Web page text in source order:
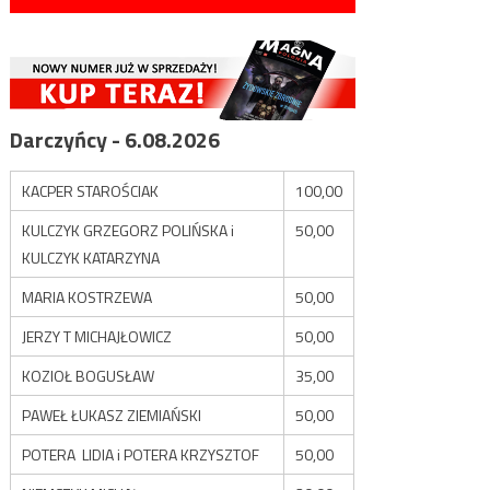
Darczyńcy - 6.08.2026
KACPER STAROŚCIAK
100,00
KULCZYK GRZEGORZ POLIŃSKA i
KULCZYK KATARZYNA
50,00
MARIA KOSTRZEWA
50,00
JERZY T MICHAJŁOWICZ
50,00
KOZIOŁ BOGUSŁAW
35,00
PAWEŁ ŁUKASZ ZIEMIAŃSKI
50,00
POTERA LIDIA i POTERA KRZYSZTOF
50,00